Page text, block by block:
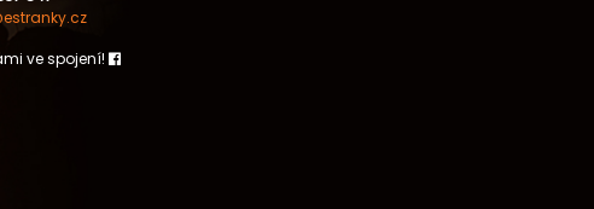
ve spojení!